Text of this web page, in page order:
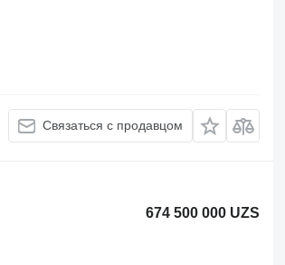
Связаться с продавцом
674 500 000 UZS